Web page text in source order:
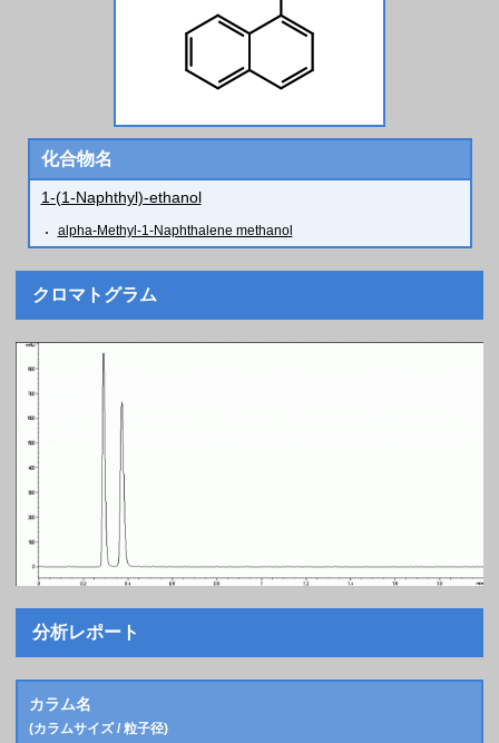
化合物名
1-(1-Naphthyl)-ethanol
alpha-Methyl-1-Naphthalene methanol
クロマトグラム
分析レポート
カラム名
(カラムサイズ / 粒子径)